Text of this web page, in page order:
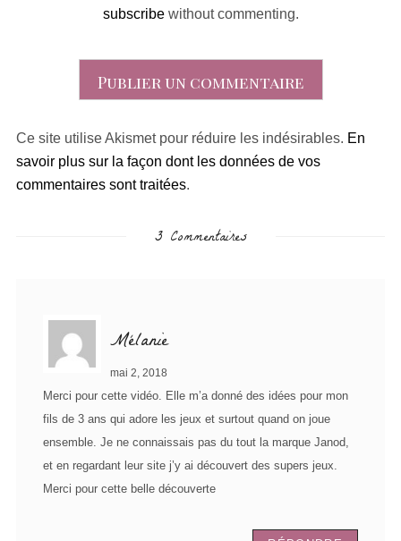
subscribewithout commenting.
Ce site utilise Akismet pour réduire les indésirables. En
savoir plus sur la façon dont les données de vos
commentaires sont traitées.
3 Commentaires
Mélanie
mai 2, 2018
Merci pour cette vidéo. Elle m’a donné des idées pour mon
fils de 3 ans qui adore les jeux et surtout quand on joue
ensemble. Je ne connaissais pas du tout la marque Janod,
et en regardant leur site j’y ai découvert des supers jeux.
Merci pour cette belle découverte